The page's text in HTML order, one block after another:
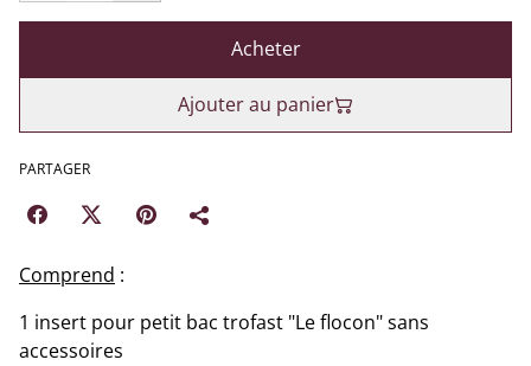
Acheter
Ajouter au panier
PARTAGER
Comprend :
1 insert pour petit bac trofast "Le flocon" sans
accessoires